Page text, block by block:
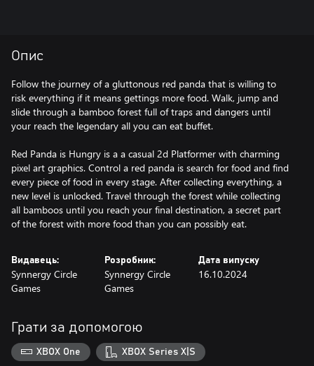
Опис
Follow the journey of a gluttonous red panda that is willing to
risk everything if it means gettings more food. Walk, jump and
slide through a bamboo forest full of traps and dangers until
your reach the legendary all you can eat buffet.
Red Panda is Hungry is a a casual 2d Platformer with charming
pixel art graphics. Control a red panda is search for food and find
every piece of food in every stage. After collecting everything, a
new level is unlocked. Travel through the forest while collecting
all bamboos until you reach your final destination, a secret part
of the forest with more food than you can possibly eat.
Видавець:
Synnergy Circle
Games
Розробник:
Synnergy Circle
Games
Дата випуску
16.10.2024
Грати за допомогою
XBOX One XBOX Series X|S